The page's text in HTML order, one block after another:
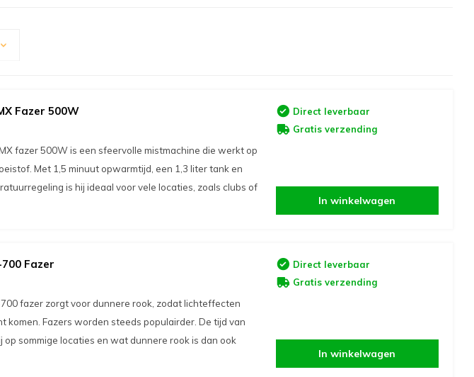
Fazer 500W
fazer 500W is een sfeervolle mistmachine die werkt op
Met 1,5 minuut opwarmtijd, een 1,3 liter tank en
is hij ideaal voor vele locaties, zoals clubs of
Direct leverbaar
Gratis verzending
In winkelwagen
Fazer
700 fazer zorgt voor dunnere rook, zodat lichteffecten
komen. Fazers worden steeds populairder. De tijd van
op sommige locaties en wat dunnere rook is dan ook
Direct leverbaar
Gratis verzending
In winkelwagen